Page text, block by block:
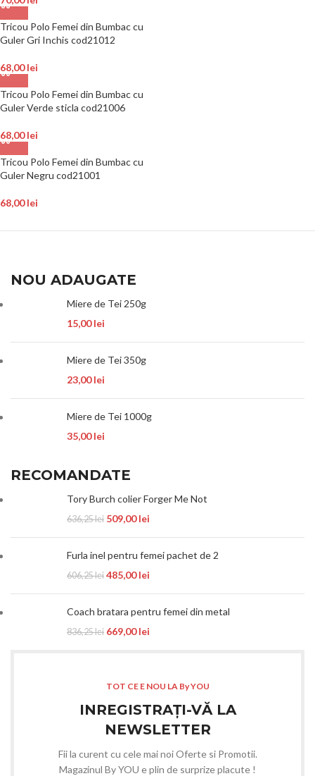
Tricou Polo Femei din Bumbac cu
Guler Gri Inchis cod21012
68,00lei
Tricou Polo Femei din Bumbac cu
Guler Verde sticla cod21006
68,00lei
Tricou Polo Femei din Bumbac cu
Guler Negru cod21001
68,00lei
NOU ADAUGATE
Miere de Tei 250g
15,00lei
Miere de Tei 350g
23,00lei
Miere de Tei 1000g
35,00lei
RECOMANDATE
Tory Burch colier Forger Me Not
636,25lei 509,00lei
Furla inel pentru femei pachet de 2
606,25lei 485,00lei
Coach bratara pentru femei din metal
836,25lei 669,00lei
TOT CE E NOU LA By YOU
INREGISTRAȚI-VĂ LA
NEWSLETTER
Fii la curent cu cele mai noi Oferte si Promotii.
Magazinul By YOU e plin de surprize placute !